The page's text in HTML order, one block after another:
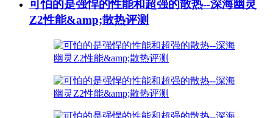
可怕的是强悍的性能和超强的散热--深海幽灵
Z2性能&amp;散热评测